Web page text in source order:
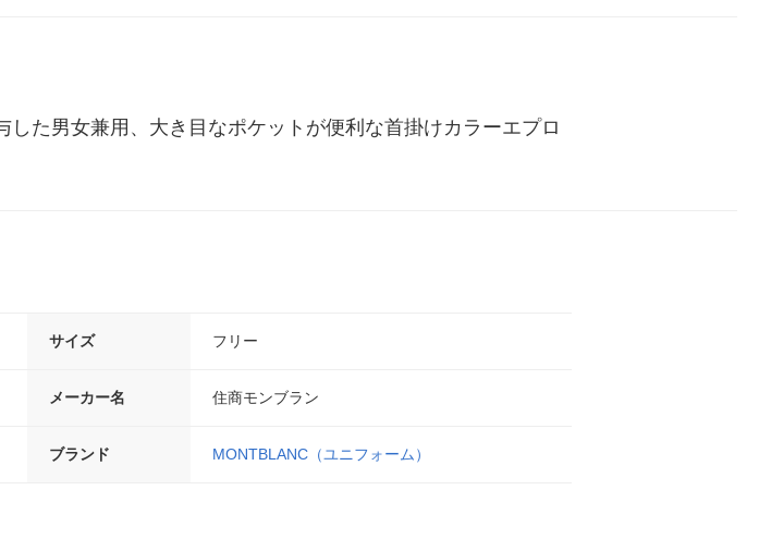
た男女兼用、大き目なポケットが便利な首掛けカラーエプロ
サイズ フリー
メーカー名 住商モンブラン
ブランド MONTBLANC（ユニフォーム）